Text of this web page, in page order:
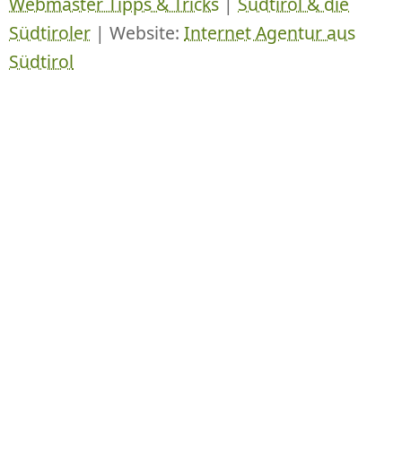
Südtiroler | Website: Internet Agentur aus
Südtirol